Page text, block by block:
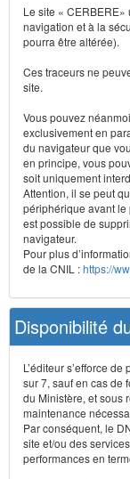
Le site «
navigation et à la
pourra être altérée).
Ces traceurs ne
site.
Vous pouvez
exclusivement en
du navigateur que
en principe, vous
soit uniquement
Attention, il se peut
périphérique avant le
est possible de
navigateur.
Pour plus
de la CNIL :https://
Disponibilité
L’éditeur s’efforce
sur 7, sauf en cas de
du Ministère, et sous
maintenance
Par conséquent, le
site et/ou des
performances en